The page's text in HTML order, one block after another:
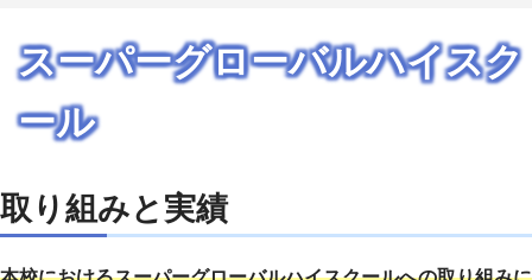
スーパーグローバルハイスク
ール
取り組みと実績